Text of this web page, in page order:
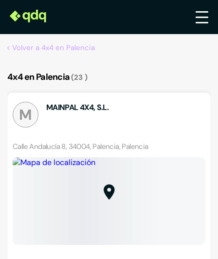
Volver a 4x4 en Palencia
4x4 en Palencia 23
M MAINPAL 4X4, S.L.
Calle Andalucía 8, 34004, Palencia, Palencia